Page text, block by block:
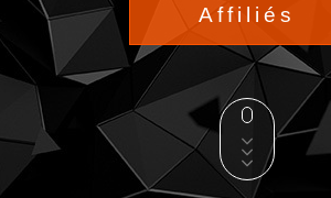
Affiliés